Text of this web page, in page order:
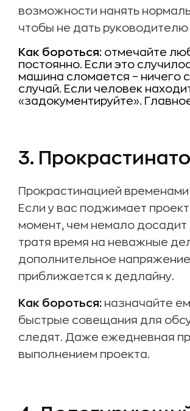
возможности нанять
чтобы не дать
Как бороться: отмечайте
постоянно. Если это
машина сломается – ничего
случай. Если человек
«задокументируйте».
3.
Прокрастинацией
Если у вас поджимает
момент, чем немало досадит
тратя время на неважные
дополнительное
приближается к дедлайну.
Как бороться: назначайте
быстрые совещания для
следят. Даже ежедневная
выполнением проекта.